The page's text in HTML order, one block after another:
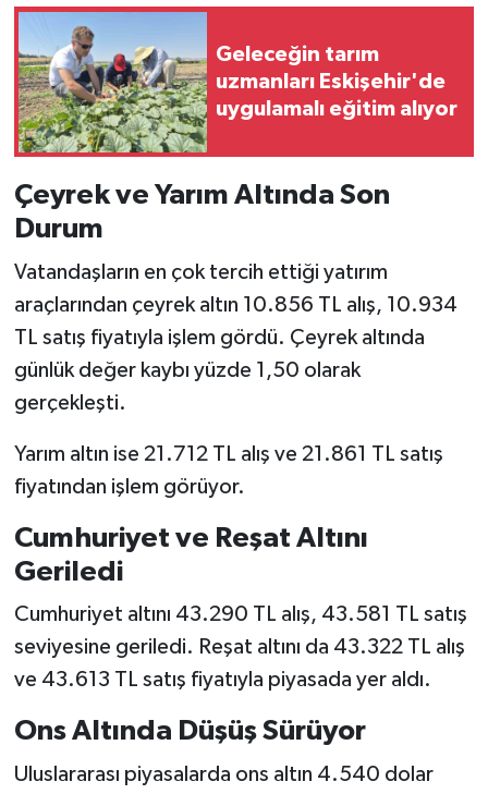
Geleceğin tarım
uzmanları Eskişehir'de
uygulamalı eğitim alıyor
Çeyrek ve Yarım Altında Son
Durum
Vatandaşların en çok tercih ettiği yatırım
araçlarından çeyrek altın 10.856 TL alış, 10.934
TL satış fiyatıyla işlem gördü. Çeyrek altında
günlük değer kaybı yüzde 1,50 olarak
gerçekleşti.
Yarım altın ise 21.712 TL alış ve 21.861 TL satış
fiyatından işlem görüyor.
Cumhuriyet ve Reşat Altını
Geriledi
Cumhuriyet altını 43.290 TL alış, 43.581 TL satış
seviyesine geriledi. Reşat altını da 43.322 TL alış
ve 43.613 TL satış fiyatıyla piyasada yer aldı.
Ons Altında Düşüş Sürüyor
Uluslararası piyasalarda ons altın 4.540 dolar